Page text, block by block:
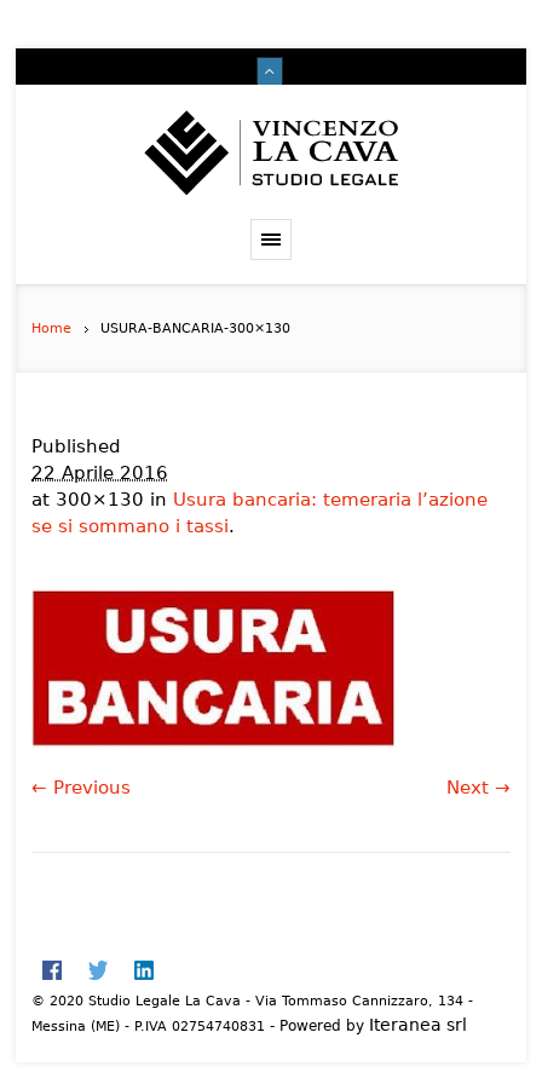
Home USURA-BANCARIA-300×130
Published
22 Aprile 2016
at 300×130 in Usura bancaria: temeraria l’azione
se si sommano i tassi.
← Previous Next →
© 2020 Studio Legale La Cava - Via Tommaso Cannizzaro, 134 -
Messina (ME) - P.IVA 02754740831 - Powered by Iteranea srl